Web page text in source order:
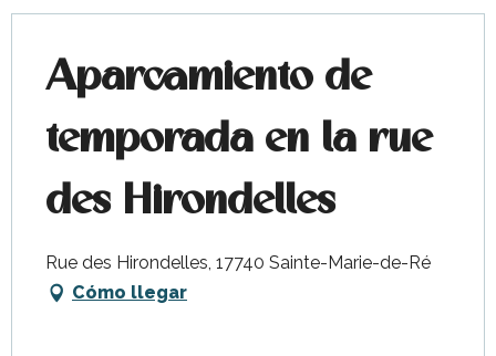
Aparcamiento de
temporada en la rue
des Hirondelles
Rue des Hirondelles, 17740 Sainte-Marie-de-Ré
Cómo llegar